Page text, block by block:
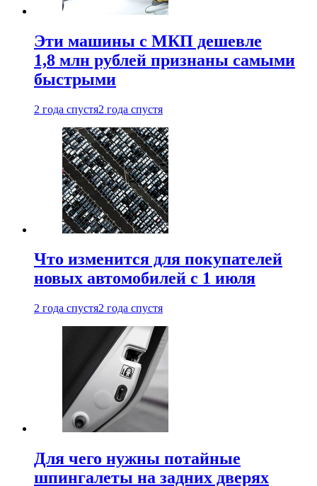
Эти машины с МКП дешевле
1,8 млн рублей признаны самыми
быстрыми
2 года спустя2 года спустя
Что изменится для покупателей
новых автомобилей с 1 июля
2 года спустя2 года спустя
Для чего нужны потайные
шпингалеты на задних дверях